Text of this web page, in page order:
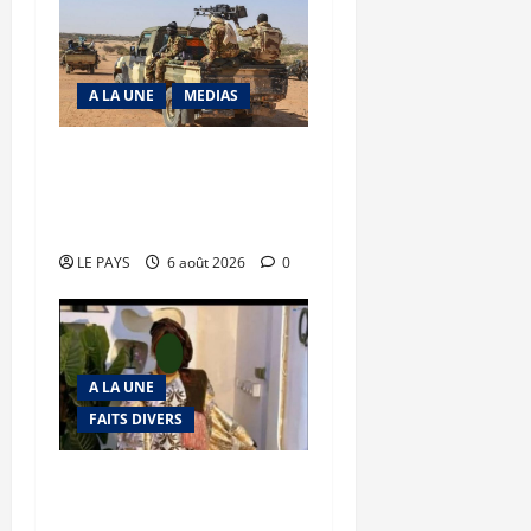
A LA UNE MEDIAS
LE PAYS 6 août 2026 0
A LA UNE
FAITS DIVERS